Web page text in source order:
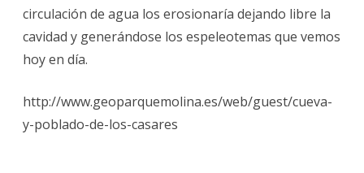
circulación de agua los erosionaría dejando libre la
cavidad y generándose los espeleotemas que vemos
hoy en día.
http://www.geoparquemolina.es/web/guest/cueva-
y-poblado-de-los-casares